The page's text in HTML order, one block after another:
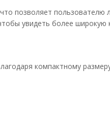
пользователю
увидеть более широкую
компактному